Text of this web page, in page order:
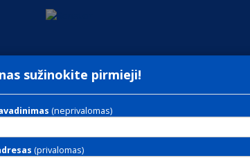
medžiaga nesvarbi
135 / Sieniniai laikrodžiai
sužinokite pirmieji!
(neprivalomas)
(privalomas)